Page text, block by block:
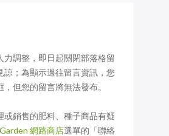
力調整，即日起關閉部落格留
諒；為顯示過往留言資訊，您
但您的留言將無法發布。
或銷售的肥料、種子商品有疑
網路商店選單的「聯絡